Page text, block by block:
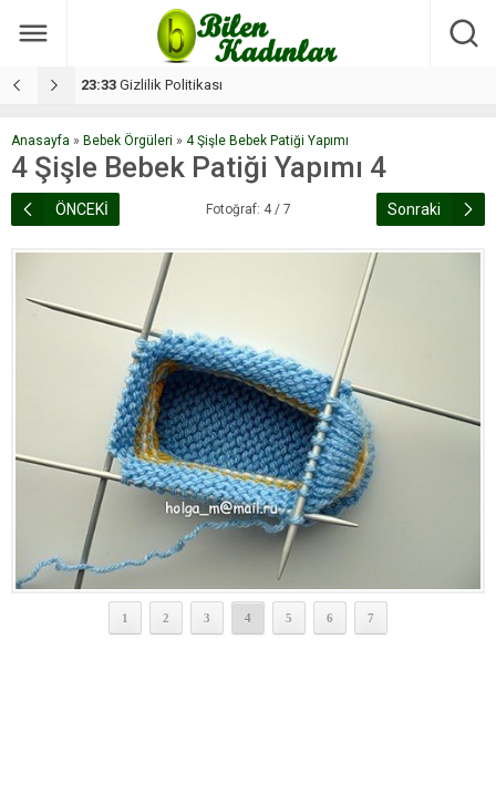
17:08 Dilan, düğününe 5 gün kala hayatını kaybetti
Anasayfa » Bebek Örgüleri » 4 Şişle Bebek Patiği Yapımı
4 Şişle Bebek Patiği Yapımı 4
ÖNCEKİ Fotoğraf: 4 / 7 Sonraki
1 2 3 4 5 6 7